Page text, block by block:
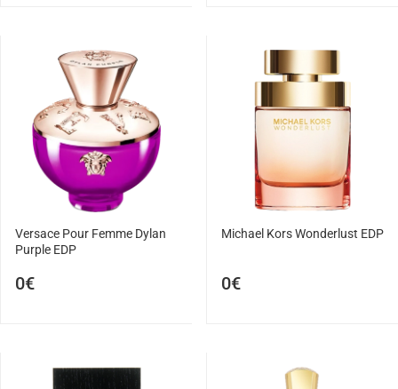
Versace Pour Femme Dylan
Purple EDP
0€
Michael Kors Wonderlust EDP
0€